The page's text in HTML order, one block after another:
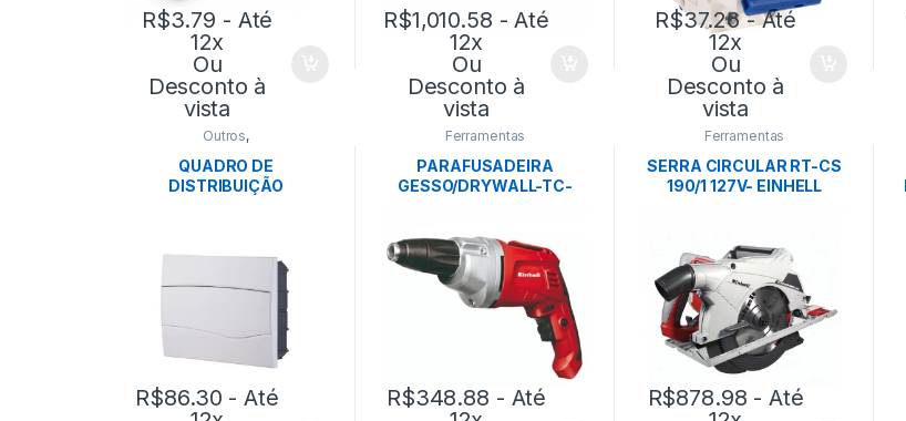
R$3.79 - Até
12x
Ou
Desconto à
vista
R$1,010.58 - Até
12x
Ou
Desconto à
vista
R$37.26- Até
12x
Ou
Desconto à
vista
Outros,
QUADRO DE
DISTRIBUIÇÃO
R$86.30 - Até
Ferramentas
PARAFUSADEIRA
GESSO/DRYWALL-TC-
R$348.88 - Até
Ferramentas
SERRA CIRCULAR RT-CS
190/1 127V- EINHELL
R$878.98 - Até